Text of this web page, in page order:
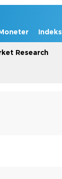
Indeks
Research